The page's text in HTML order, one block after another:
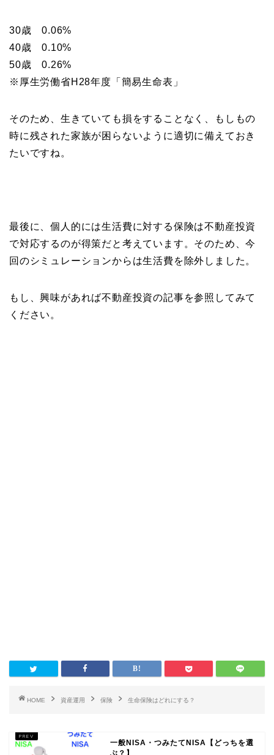
30歳 0.06%
40歳 0.10%
50歳 0.26%
※厚生労働省H28年度「簡易生命表」
そのため、生きていても損をすることなく、もしもの
時に残された家族が困らないように適切に備えておき
たいですね。
最後に、個人的には生活費に対する保険は不動産投資
で対応するのが得策だと考えています。そのため、今
回のシミュレーションからは生活費を除外しました。
もし、興味があれば不動産投資の記事を参照してみて
ください。
HOME 資産運用 保険 生命保険はどれにする？
一般NISA・つみたてNISA【どっちを選